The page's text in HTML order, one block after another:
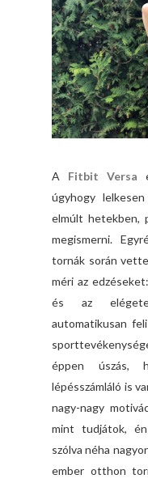
A Fitbit Versa
úgyhogy
elmúlt hetekben,
megismerni.
tornák során
méri az
és az
automatikusan
éppen úszás,
lépésszámláló is
nagy-nagy
mint tudjátok,
szólva néha
ember otthon